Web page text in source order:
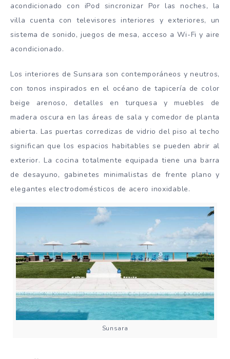
acondicionado con iPod sincronizar Por las noches, la
villa cuenta con televisores interiores y exteriores, un
sistema de sonido, juegos de mesa, acceso a Wi-Fi y aire
acondicionado.
Los interiores de Sunsara son contemporáneos y neutros,
con tonos inspirados en el océano de tapicería de color
beige arenoso, detalles en turquesa y muebles de
madera oscura en las áreas de sala y comedor de planta
abierta. Las puertas corredizas de vidrio del piso al techo
significan que los espacios habitables se pueden abrir al
exterior. La cocina totalmente equipada tiene una barra
de desayuno, gabinetes minimalistas de frente plano y
elegantes electrodomésticos de acero inoxidable.
Sunsara